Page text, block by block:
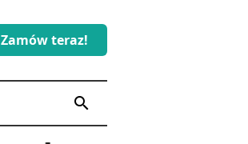
Zamów teraz!
search